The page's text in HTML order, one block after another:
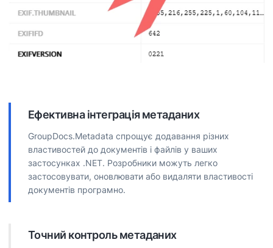
Ефективна інтеграція метаданих
GroupDocs.Metadata спрощує додавання різних
властивостей до документів і файлів у ваших
застосунках .NET. Розробники можуть легко
застосовувати, оновлювати або видаляти властивості
документів програмно.
Точний контроль метаданих